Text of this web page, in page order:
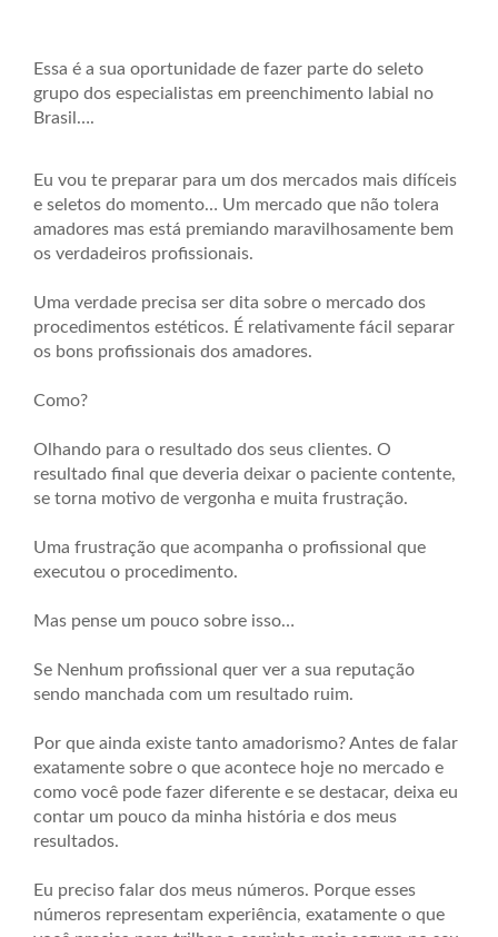
Essa é a sua oportunidade de fazer parte do seleto
grupo dos especialistas em preenchimento labial no
Brasil….
Eu vou te preparar para um dos mercados mais difíceis
e seletos do momento… Um mercado que não tolera
amadores mas está premiando maravilhosamente bem
os verdadeiros profissionais.
Uma verdade precisa ser dita sobre o mercado dos
procedimentos estéticos. É relativamente fácil separar
os bons profissionais dos amadores.
Como?
Olhando para o resultado dos seus clientes. O
resultado final que deveria deixar o paciente contente,
se torna motivo de vergonha e muita frustração.
Uma frustração que acompanha o profissional que
executou o procedimento.
Mas pense um pouco sobre isso…
Se Nenhum profissional quer ver a sua reputação
sendo manchada com um resultado ruim.
Por que ainda existe tanto amadorismo? Antes de falar
exatamente sobre o que acontece hoje no mercado e
como você pode fazer diferente e se destacar, deixa eu
contar um pouco da minha história e dos meus
resultados.
Eu preciso falar dos meus números. Porque esses
números representam experiência, exatamente o que